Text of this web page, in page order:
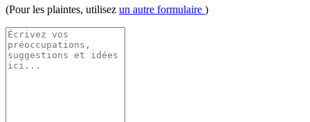
(Pour les plaintes, utilisez un autre formulaire )